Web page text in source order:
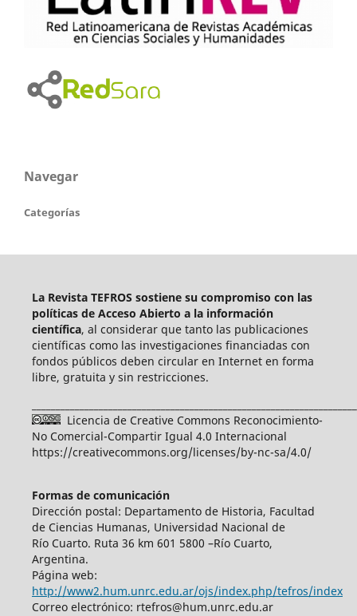
Navegar
Categorías
La Revista TEFROS sostiene su compromiso con las
políticas de Acceso Abierto a la información
científica, al considerar que tanto las publicaciones
científicas como las investigaciones financiadas con
fondos públicos deben circular en Internet en forma
libre, gratuita y sin restricciones.
Licencia de Creative Commons Reconocimiento-
No Comercial-Compartir Igual 4.0 Internacional
https://creativecommons.org/licenses/by-nc-sa/4.0/
Formas de comunicación
Dirección postal: Departamento de Historia, Facultad
de Ciencias Humanas, Universidad Nacional de
Río Cuarto. Ruta 36 km 601 5800 –Río Cuarto,
Argentina.
Página web:
http://www2.hum.unrc.edu.ar/ojs/index.php/tefros/index
Correo electrónico: rtefros@hum.unrc.edu.ar